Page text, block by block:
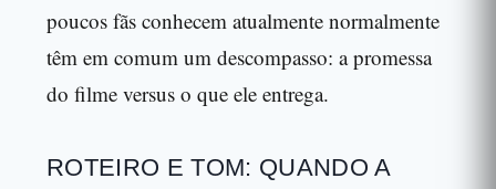
poucos fãs conhecem atualmente normalmente
têm em comum um descompasso: a promessa
do filme versus o que ele entrega.
ROTEIRO E TOM: QUANDO A